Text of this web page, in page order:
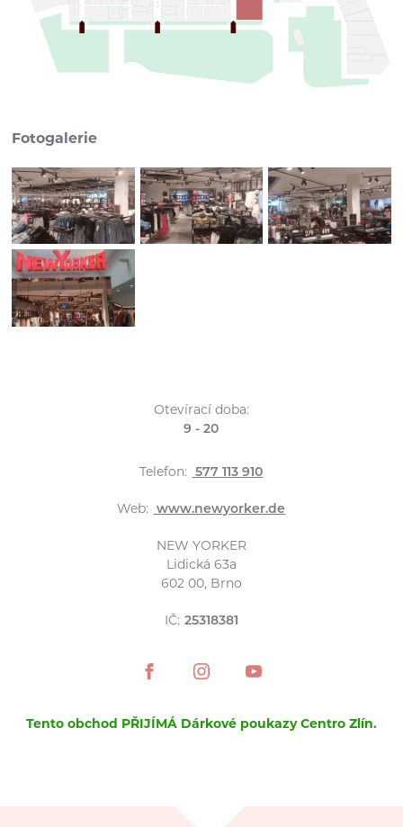
Fotogalerie
Otevírací doba:
9 - 20
Telefon: 577 113 910
Web: www.newyorker.de
NEW YORKER
Lidická 63a
602 00, Brno
IČ: 25318381
Tento obchod PŘIJÍMÁ Dárkové poukazy Centro Zlín.